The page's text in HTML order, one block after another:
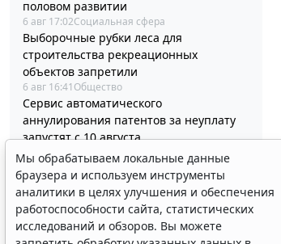
половом развитии
6 авг 17:02Социальная сфера
Выборочные рубки леса для
строительства рекреационных
объектов запретили
6 авг 16:41 Общество
Сервис автоматического
аннулирования патентов за неуплату
запустят с 10 августа
6 авг 16:19
ФАС России рассказала об особенностях
внеплановых проверок заказчиков по
44-ФЗ
6 авг 16:00Проверки
Процедуру приостановки или запрета
Мы обрабатываем локальные данные
браузера и используем инструменты
аналитики в целях улучшения и обеспечения
работоспособности сайта, статистических
исследований и обзоров. Вы можете